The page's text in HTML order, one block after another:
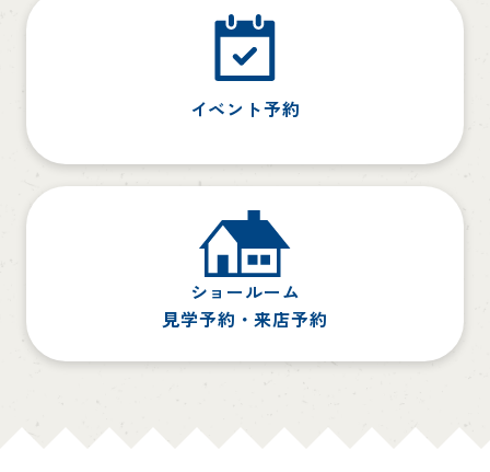
イベント予約
ショールーム
見学予約・来店予約